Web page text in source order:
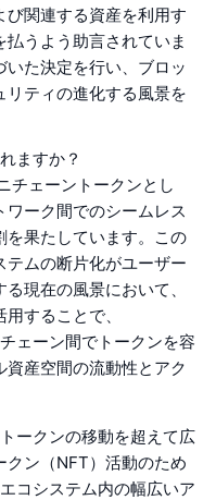
び関連する資産を利用す
うよう助言されていま
た決定を行い、ブロッ
リティの進化する風景を
ますか？
チェーントークンとし
ーク間でのシームレス
を果たしています。この
ムの断片化がユーザー
現在の風景において、
することで、
ェーン間でトークンを容
産空間の流動性とアク
ークンの移動を超えて広
クン（NFT）活動のため
コシステム内の幅広いア